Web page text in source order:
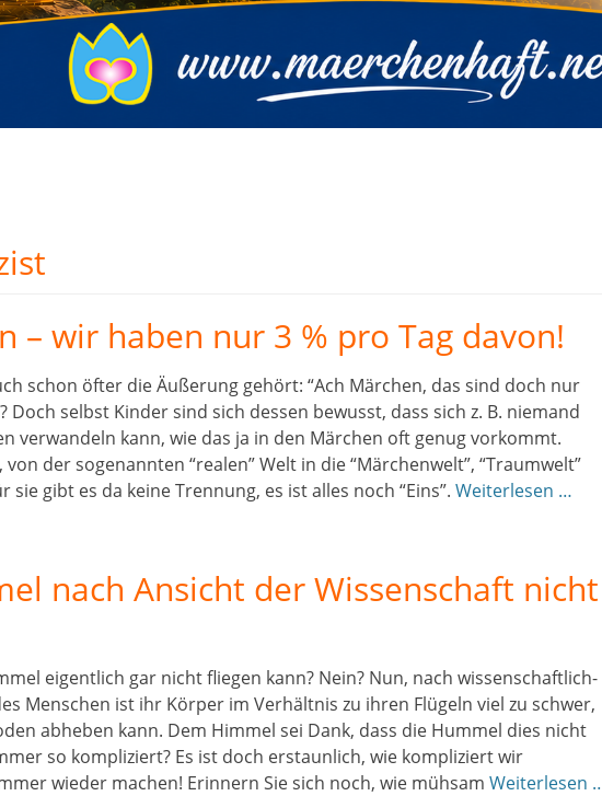
– wir haben nur 3 % pro Tag davon!
schon öfter die Äußerung gehört: “Ach Märchen, das sind doch nur
Doch selbst Kinder sind sich dessen bewusst, dass sich z. B. niemand
verwandeln kann, wie das ja in den Märchen oft genug vorkommt.
der sogenannten “realen” Welt in die “Märchenwelt”, “Traumwelt”
sie gibt es da keine Trennung, es ist alles noch “Eins”. Weiterlesen …
nach Ansicht der Wissenschaft nicht
eigentlich gar nicht fliegen kann? Nein? Nun, nach wissenschaftlich-
Menschen ist ihr Körper im Verhältnis zu ihren Flügeln viel zu schwer,
abheben kann. Dem Himmel sei Dank, dass die Hummel dies nicht
so kompliziert? Es ist doch erstaunlich, wie kompliziert wir
wieder machen! Erinnern Sie sich noch, wie mühsam Weiterlesen